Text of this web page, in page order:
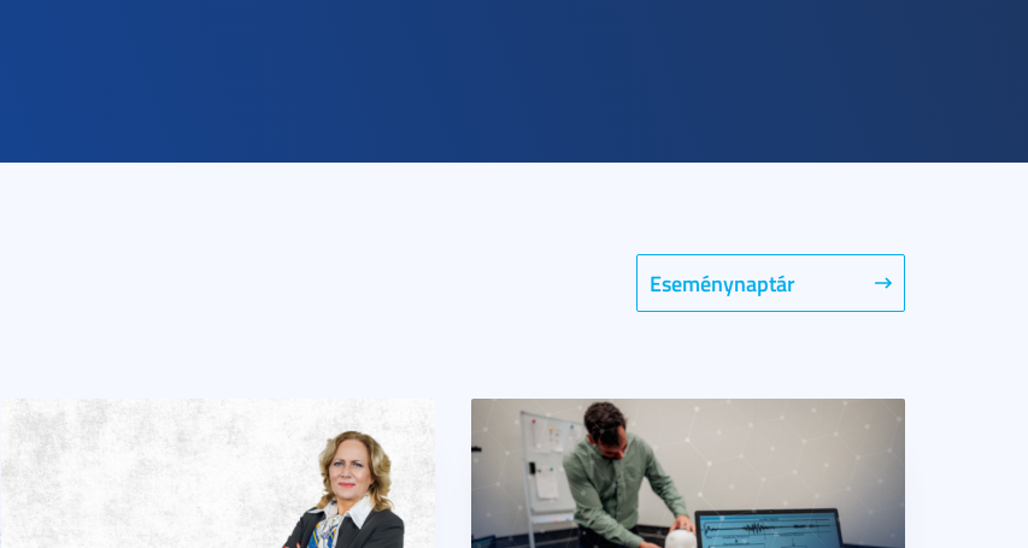
Eseménynaptár